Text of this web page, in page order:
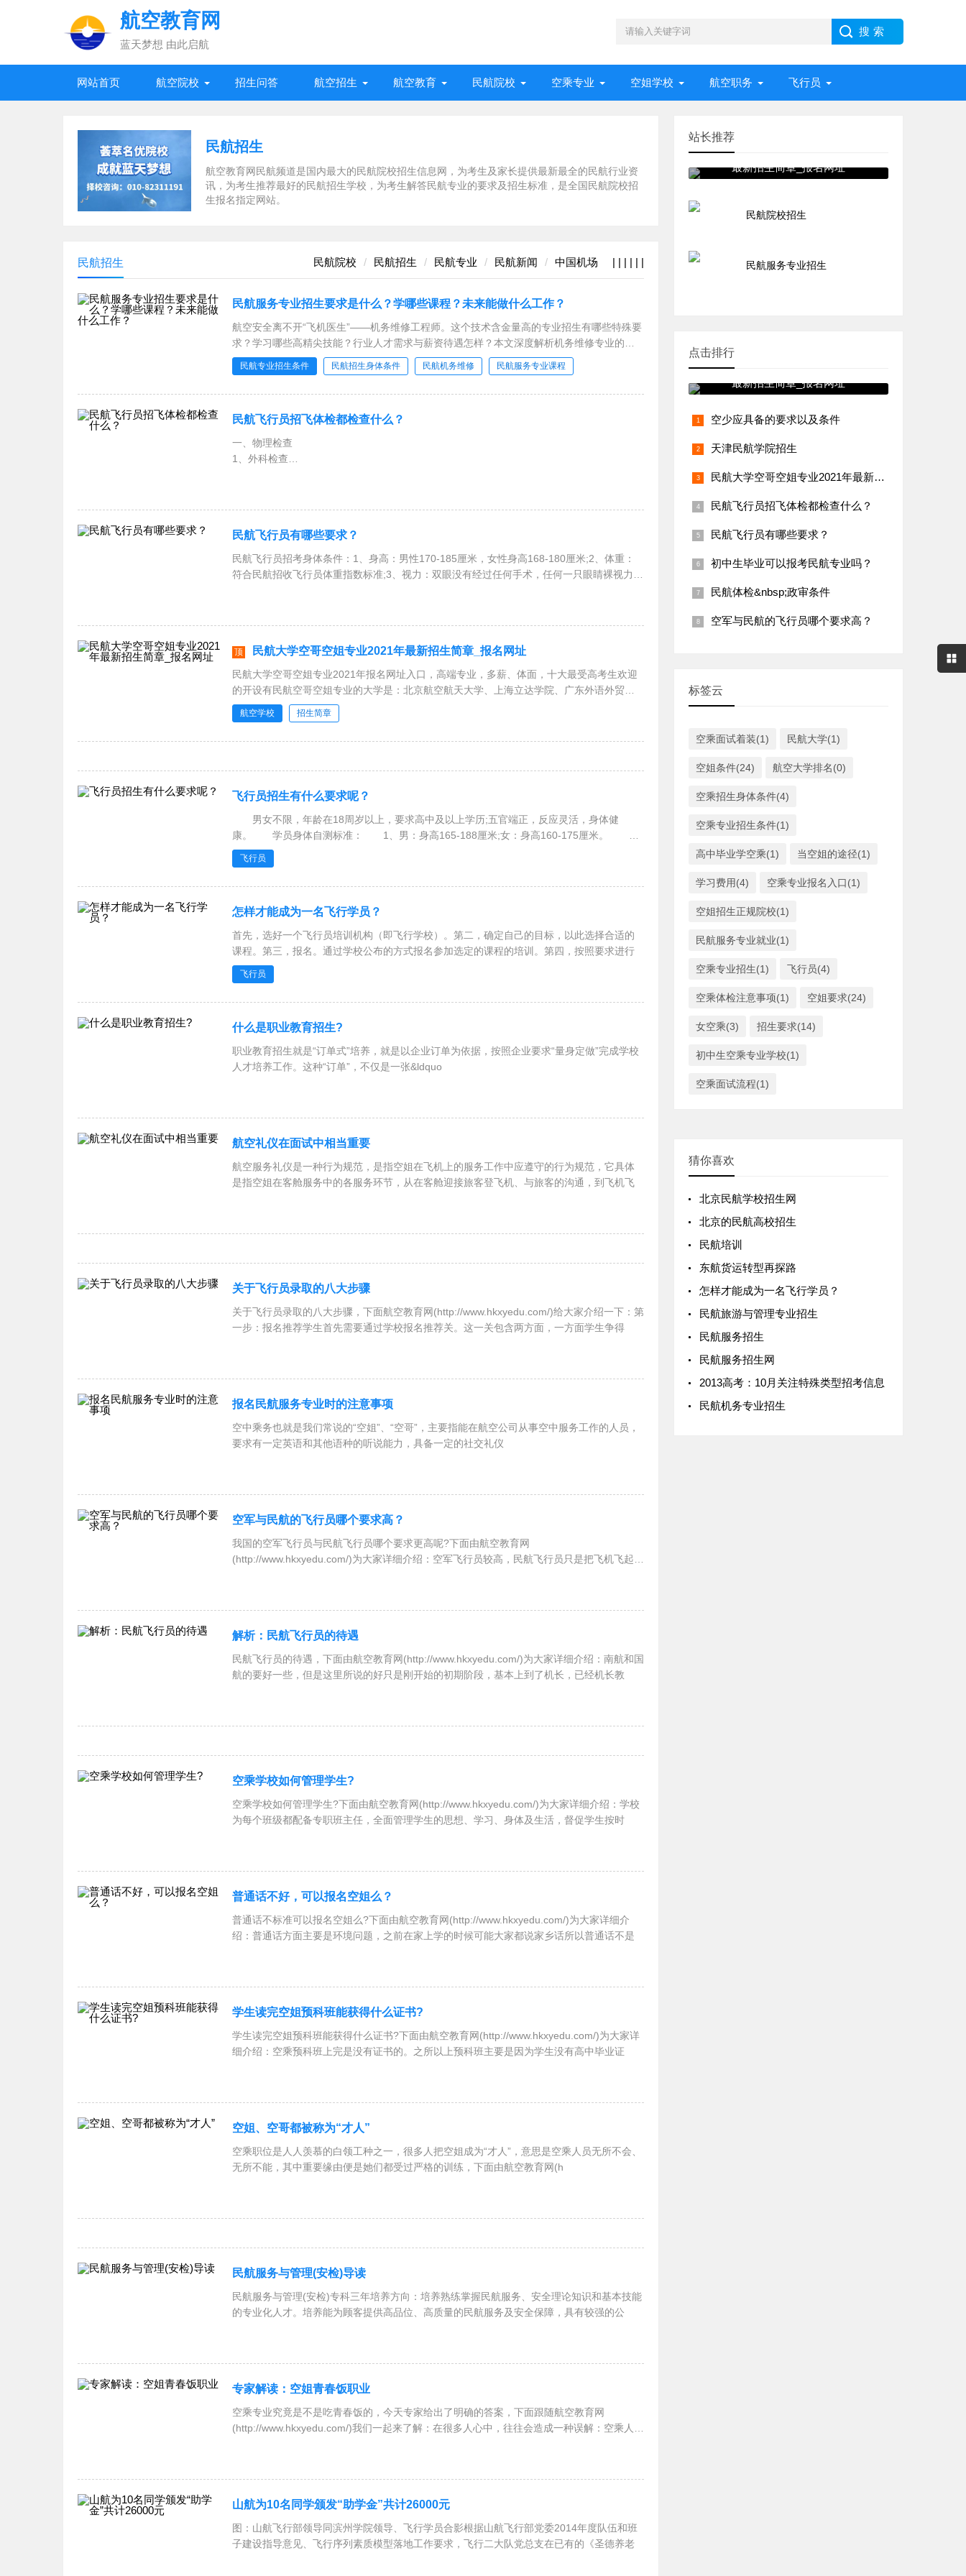
航空教育网
蓝天梦想 由此启航
网站首页 航空院校 招生问答 航空招生 航空教育 民航院校 空乘专业 空姐学校 航空职务 飞行员
民航招生
航空教育网民航频道是国内最大的民航院校招生信息网，为考生及家长提供最新最全的民航行业资
讯，为考生推荐最好的民航招生学校，为考生解答民航专业的要求及招生标准，是全国民航院校招
生报名指定网站。
|
民航院校 |
民航招生 |
民航专业 |
民航新闻 |
中国机场 |
民航招生
民航服务专业招生要求是什么？学哪些课程？未来能做什么工作？
航空安全离不开“飞机医生”——机务维修工程师。这个技术含金量高的专业招生有哪些特殊要
求？学习哪些高精尖技能？行业人才需求与薪资待遇怎样？本文深度解析机务维修专业的报
考与职业发展。
民航专业招生条件 民航招生身体条件 民航机务维修 民航服务专业课程
民航飞行员招飞体检都检查什么？
一、物理检查
1、外科检查
民航飞行员有哪些要求？
民航飞行员招考身体条件：1、身高：男性170-185厘米，女性身高168-180厘米;2、体重：
符合民航招收飞行员体重指数标准;3、视力：双眼没有经过任何手术，任何一只眼睛裸视力
顶 民航大学空哥空姐专业2021年最新招生简章_报名网址
民航大学空哥空姐专业2021年报名网址入口，高端专业，多薪、体面，十大最受高考生欢迎
的开设有民航空哥空姐专业的大学是：北京航空航天大学、上海立达学院、广东外语外贸大
学、南京航空航天大学金城学院、南昌航空大学科技学院、华东交通大学、西北工业大学、
河南科技大学、济南大学、中国地质大学(武汉)
航空学校 招生简章
飞行员招生有什么要求呢？
男女不限，年龄在18周岁以上，要求高中及以上学历;五官端正，反应灵活，身体健
康。 学员身体自测标准： 1、男：身高165-188厘米;女：身高160-175厘米。
2、听
飞行员
怎样才能成为一名飞行学员？
首先，选好一个飞行员培训机构（即飞行学校）。第二，确定自己的目标，以此选择合适的
课程。第三，报名。通过学校公布的方式报名参加选定的课程的培训。第四，按照要求进行
飞行员
什么是职业教育招生?
职业教育招生就是“订单式”培养，就是以企业订单为依据，按照企业要求“量身定做”完成学校
人才培养工作。这种“订单”，不仅是一张&ldquo
航空礼仪在面试中相当重要
航空服务礼仪是一种行为规范，是指空姐在飞机上的服务工作中应遵守的行为规范，它具体
是指空姐在客舱服务中的各服务环节，从在客舱迎接旅客登飞机、与旅客的沟通，到飞机飞
关于飞行员录取的八大步骤
关于飞行员录取的八大步骤，下面航空教育网(http://www.hkxyedu.com/)给大家介绍一下：第
一步：报名推荐学生首先需要通过学校报名推荐关。这一关包含两方面，一方面学生争得
报名民航服务专业时的注意事项
空中乘务也就是我们常说的“空姐”、“空哥”，主要指能在航空公司从事空中服务工作的人员，
要求有一定英语和其他语种的听说能力，具备一定的社交礼仪
空军与民航的飞行员哪个要求高？
我国的空军飞行员与民航飞行员哪个要求更高呢?下面由航空教育网
(http://www.hkxyedu.com/)为大家详细介绍：空军飞行员较高，民航飞行员只是把飞机飞起来
解析：民航飞行员的待遇
民航飞行员的待遇，下面由航空教育网(http://www.hkxyedu.com/)为大家详细介绍：南航和国
航的要好一些，但是这里所说的好只是刚开始的初期阶段，基本上到了机长，已经机长教
空乘学校如何管理学生?
空乘学校如何管理学生?下面由航空教育网(http://www.hkxyedu.com/)为大家详细介绍：学校
为每个班级都配备专职班主任，全面管理学生的思想、学习、身体及生活，督促学生按时
普通话不好，可以报名空姐么？
普通话不标准可以报名空姐么?下面由航空教育网(http://www.hkxyedu.com/)为大家详细介
绍：普通话方面主要是环境问题，之前在家上学的时候可能大家都说家乡话所以普通话不是
学生读完空姐预科班能获得什么证书?
学生读完空姐预科班能获得什么证书?下面由航空教育网(http://www.hkxyedu.com/)为大家详
细介绍：空乘预科班上完是没有证书的。之所以上预科班主要是因为学生没有高中毕业证
空姐、空哥都被称为“才人”
空乘职位是人人羡慕的白领工种之一，很多人把空姐成为“才人”，意思是空乘人员无所不会、
无所不能，其中重要缘由便是她们都受过严格的训练，下面由航空教育网(h
民航服务与管理(安检)导读
民航服务与管理(安检)专科三年培养方向：培养熟练掌握民航服务、安全理论知识和基本技能
的专业化人才。培养能为顾客提供高品位、高质量的民航服务及安全保障，具有较强的公
专家解读：空姐青春饭职业
空乘专业究竟是不是吃青春饭的，今天专家给出了明确的答案，下面跟随航空教育网
(http://www.hkxyedu.com/)我们一起来了解：在很多人心中，往往会造成一种误解：空乘人员
山航为10名同学颁发“助学金”共计26000元
图：山航飞行部领导同滨州学院领导、飞行学员合影根据山航飞行部党委2014年度队伍和班
子建设指导意见、飞行序列素质模型落地工作要求，飞行二大队党总支在已有的《圣德养老
站长推荐
民航大学空哥空姐专业2021年
最新招生简章_报名网址
民航院校招生
民航服务专业招生
点击排行
民航大学空哥空姐专业2021年
最新招生简章_报名网址
空少应具备的要求以及条件
天津民航学院招生
民航大学空哥空姐专业2021年最新招生简章_报名网址
民航飞行员招飞体检都检查什么？
民航飞行员有哪些要求？
初中生毕业可以报考民航专业吗？
民航体检&nbsp;政审条件
空军与民航的飞行员哪个要求高？
标签云
空乘面试着装(1) 民航大学(1)
空姐条件(24) 航空大学排名(0)
空乘招生身体条件(4)
空乘专业招生条件(1)
高中毕业学空乘(1) 当空姐的途径(1)
学习费用(4) 空乘专业报名入口(1)
空姐招生正规院校(1)
民航服务专业就业(1)
空乘专业招生(1) 飞行员(4)
空乘体检注意事项(1) 空姐要求(24)
女空乘(3) 招生要求(14)
初中生空乘专业学校(1)
空乘面试流程(1)
猜你喜欢
北京民航学校招生网
北京的民航高校招生
民航培训
东航货运转型再探路
怎样才能成为一名飞行学员？
民航旅游与管理专业招生
民航服务招生
民航服务招生网
2013高考：10月关注特殊类型招考信息
民航机务专业招生